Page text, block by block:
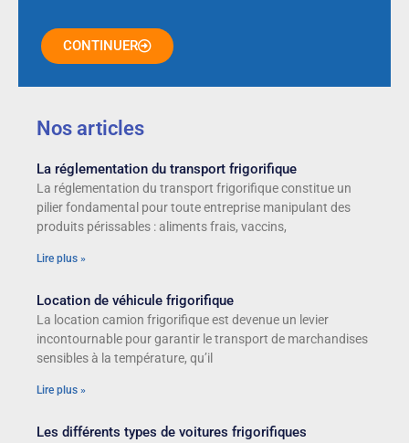
CONTINUER
Nos articles
La réglementation du transport frigorifique
La réglementation du transport frigorifique constitue un
pilier fondamental pour toute entreprise manipulant des
produits périssables : aliments frais, vaccins,
Lire plus »
Location de véhicule frigorifique
La location camion frigorifique est devenue un levier
incontournable pour garantir le transport de marchandises
sensibles à la température, qu’il
Lire plus »
Les différents types de voitures frigorifiques